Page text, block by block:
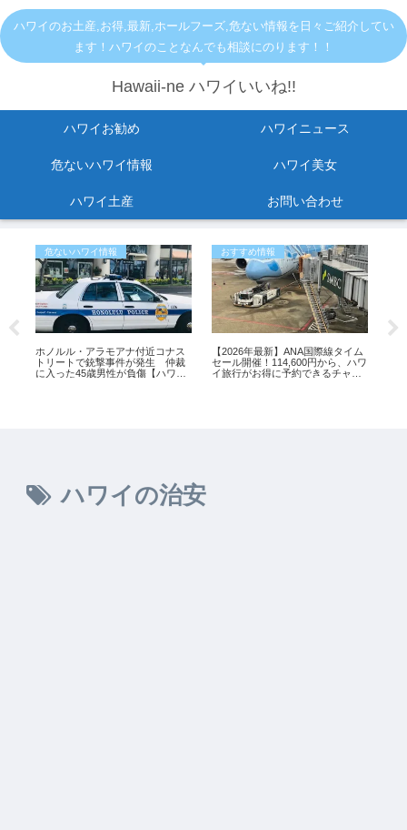
ハワイのお土産,お得,最新,ホールフーズ,危ない情報を日々ご紹介してい
ます！ハワイのことなんでも相談にのります！！
Hawaii-ne ハワイいいね!!
ハワイお勧め ハワイニュース
危ないハワイ情報 ハワイ美女
ハワイ土産 お問い合わせ
危ないハワイ情報
ホノルル・アラモアナ付近コナス
トリートで銃撃事件が発生 仲裁
に入った45歳男性が負傷【ハワイ
おすすめ情報
【2026年最新】ANA国際線タイム
セール開催！114,600円から、ハワ
イ旅行がお得に予約できるチャン
ハワイの治安